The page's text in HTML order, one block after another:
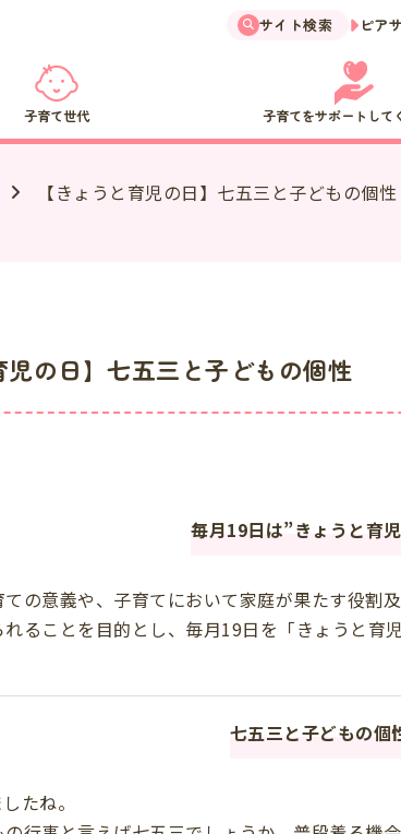
子育て世代 子育てをサポートして
サイト検索 ピア
【きょうと育児の日】七五三と子どもの個性
児の日】七五三と子どもの個性
毎月19日は”きょうと育
の意義や、子育てにおいて家庭が果たす役割
ることを目的とし、毎月19日を「きょうと育
七五三と子どもの個
たね。